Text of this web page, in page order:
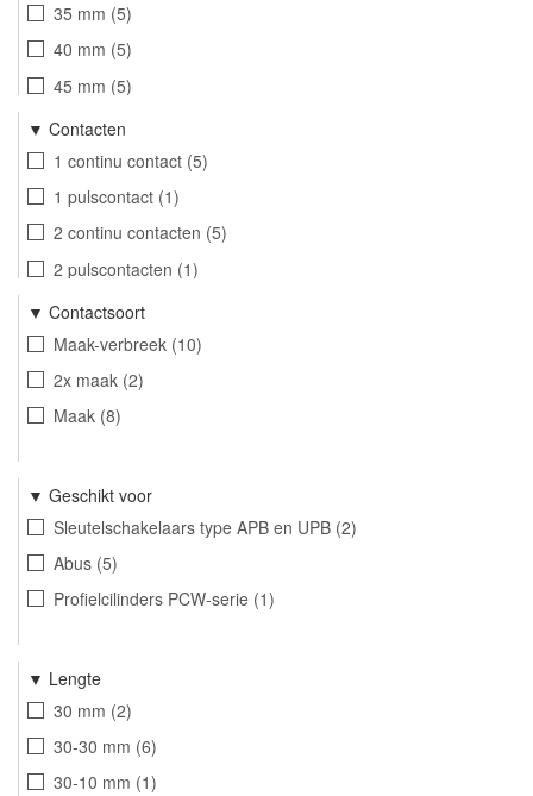
35 mm 5
40 mm 5
45 mm 5
50 mm 5
55 mm 3
60 mm 3
Contacten
1 continu contact 5
1 pulscontact 1
2 continu contacten 5
2 pulscontacten 1
1 puls contact
2 puls contacten 4
Contactsoort
Maak-verbreek 10
2x maak 2
Maak 8
Geschikt voor
Sleutelschakelaars type APB en UPB 2
Abus 5
Profielcilinders PCW-serie 1
Lengte
30 mm 2
30-30 mm 6
30-10 mm 1